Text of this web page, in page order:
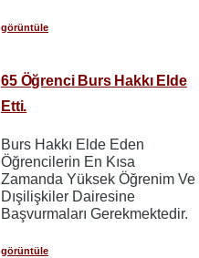
görüntüle
65 Öğrenci Burs Hakkı Elde
Etti.
Burs Hakkı Elde Eden
Öğrencilerin En Kısa
Zamanda Yüksek Öğrenim Ve
Dışilişkiler Dairesine
Başvurmaları Gerekmektedir.
görüntüle